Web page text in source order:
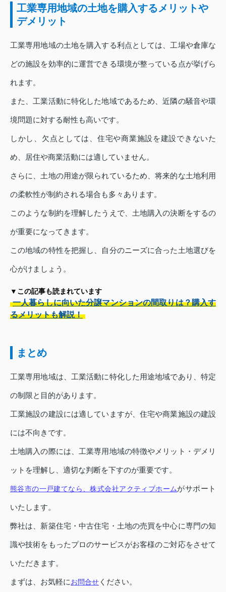
工業専用地域の土地を購入するメリットや
デメリット
工業専用地域の土地を購入する利点としては、工場や倉庫な
どの施設を効率的に運営できる環境が整っている点が挙げら
れます。
また、工業活動に特化した地域であるため、近隣の騒音や環
境問題に対する耐性も高いです。
しかし、欠点としては、住宅や商業施設を建設できないた
め、居住や商業活動には適していません。
さらに、土地の用途が限られているため、将来的な土地利用
の柔軟性が制約される場合も多々あります。
このような制約を理解したうえで、土地購入の決断をするの
が重要になってきます。
この地域の特性を把握し、自分のニーズに合った土地選びを
心がけましょう。
▼この記事も読まれています
一人暮らしに向いた分譲マンションの間取りは？購入す
るメリットも解説！
まとめ
工業専用地域は、工業活動に特化した用途地域であり、特定
の制限と目的があります。
工業施設の建設には適していますが、住宅や商業施設の建設
には不向きです。
土地購入の際には、工業専用地域の特徴やメリット・デメリ
ットを理解し、適切な判断を下すのが重要です。
熊谷市の一戸建てなら、株式会社アクティブホームがサポート
いたします。
弊社は、新築住宅・中古住宅・土地の売買を中心に専門の知
識や技術をもったプロのサービスがお客様のご対応をさせて
いただきます。
まずは、お気軽にお問合せ ください。